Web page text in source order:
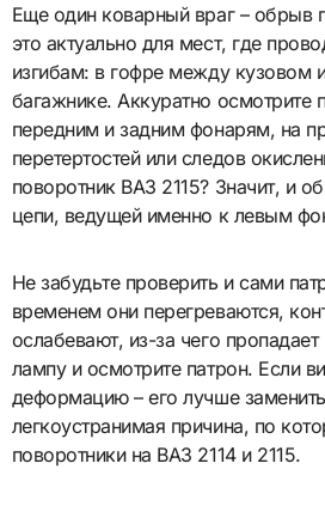
Еще один коварный враг – обрыв
это актуально для мест, где
изгибам: в гофре между кузовом
багажнике. Аккуратно осмотрите
передним и задним фонарям, на
перетертостей или следов
поворотник ВАЗ 2115? Значит, и
цепи, ведущей именно к левым
Не забудьте проверить и сами
временем они перегреваются,
ослабевают, из-за чего пропадает
лампу и осмотрите патрон. Если
деформацию – его лучше
легкоустранимая причина, по
поворотники на ВАЗ 2114 и 2115.